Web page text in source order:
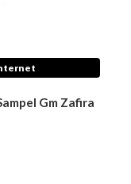
Gm Zafira